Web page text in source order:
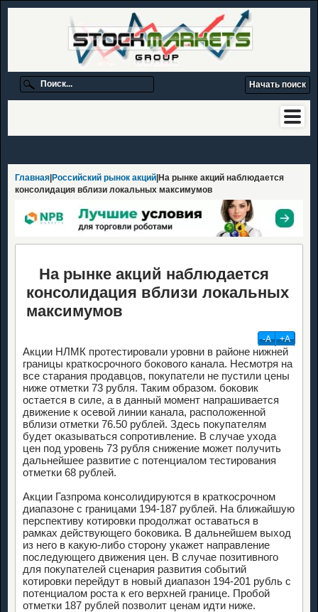
Главная Российский рынок акций |На рынке акций наблюдается
консолидация вблизи локальных максимумов
На рынке акций наблюдается
консолидация вблизи локальных
максимумов
-А +А
Акции НЛМК протестировали уровни в районе нижней
границы краткосрочного бокового канала. Несмотря на
все старания продавцов, покупатели не пустили цены
ниже отметки 73 рубля. Таким образом. боковик
остается в силе, а в данный момент напрашивается
движение к осевой линии канала, расположенной
вблизи отметки 76.50 рублей. Здесь покупателям
будет оказываться сопротивление. В случае ухода
цен под уровень 73 рубля снижение может получить
дальнейшее развитие с потенциалом тестирования
отметки 68 рублей.
Акции Газпрома консолидируются в краткосрочном
диапазоне с границами 194-187 рублей. На ближайшую
перспективу котировки продолжат оставаться в
рамках действующего боковика. В дальнейшем выход
из него в какую-либо сторону укажет направление
последующего движения цен. В случае позитивного
для покупателей сценария развития событий
котировки перейдут в новый диапазон 194-201 рубль с
потенциалом роста к его верхней границе. Пробой
отметки 187 рублей позволит ценам идти ниже.